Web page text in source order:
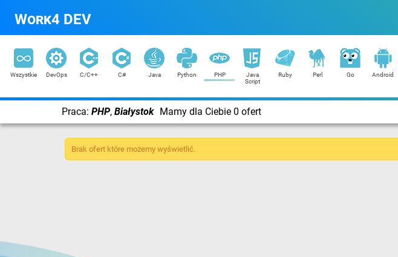
Work4 DEV
Wszystkie DevOps C/C++ C# Java Python PHP
Java
Script
Ruby Perl Go Android
Praca: PHP, Białystok Mamy dla Ciebie 0 ofert
Brak ofert które możemy wyświetlić.